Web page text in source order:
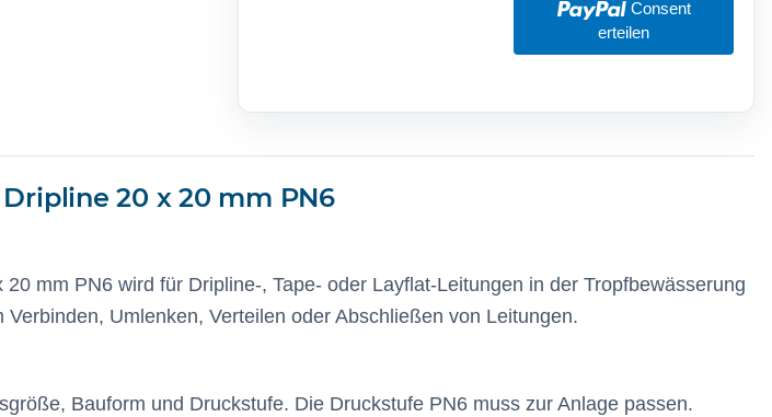
Consent
erteilen
20 x 20 mm PN6
mm PN6 wird für Dripline-, Tape- oder Layflat-Leitungen in der Tropfbewässerung
Umlenken, Verteilen oder Abschließen von Leitungen.
Bauform und Druckstufe. Die Druckstufe PN6 muss zur Anlage passen.